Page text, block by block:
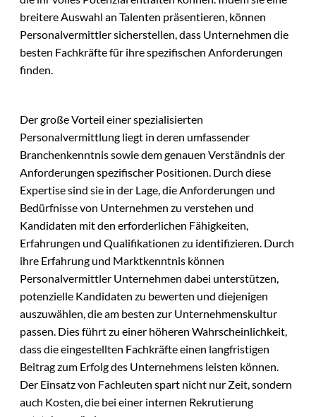
breitere Auswahl an Talenten präsentieren, können
Personalvermittler sicherstellen, dass Unternehmen die
besten Fachkräfte für ihre spezifischen Anforderungen
finden.
Der große Vorteil einer spezialisierten
Personalvermittlung liegt in deren umfassender
Branchenkenntnis sowie dem genauen Verständnis der
Anforderungen spezifischer Positionen. Durch diese
Expertise sind sie in der Lage, die Anforderungen und
Bedürfnisse von Unternehmen zu verstehen und
Kandidaten mit den erforderlichen Fähigkeiten,
Erfahrungen und Qualifikationen zu identifizieren. Durch
ihre Erfahrung und Marktkenntnis können
Personalvermittler Unternehmen dabei unterstützen,
potenzielle Kandidaten zu bewerten und diejenigen
auszuwählen, die am besten zur Unternehmenskultur
passen. Dies führt zu einer höheren Wahrscheinlichkeit,
dass die eingestellten Fachkräfte einen langfristigen
Beitrag zum Erfolg des Unternehmens leisten können.
Der Einsatz von Fachleuten spart nicht nur Zeit, sondern
auch Kosten, die bei einer internen Rekrutierung